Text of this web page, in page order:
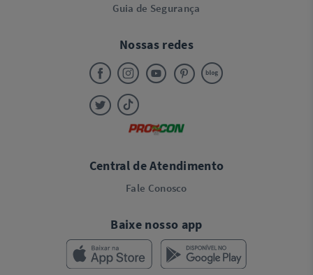
Guia de Segurança
Nossas redes
Central de Atendimento
Fale Conosco
Baixe nosso app